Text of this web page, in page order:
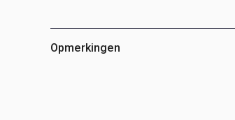
Opmerkingen